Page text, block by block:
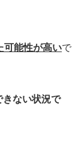
可能性が高いで
きない状況で